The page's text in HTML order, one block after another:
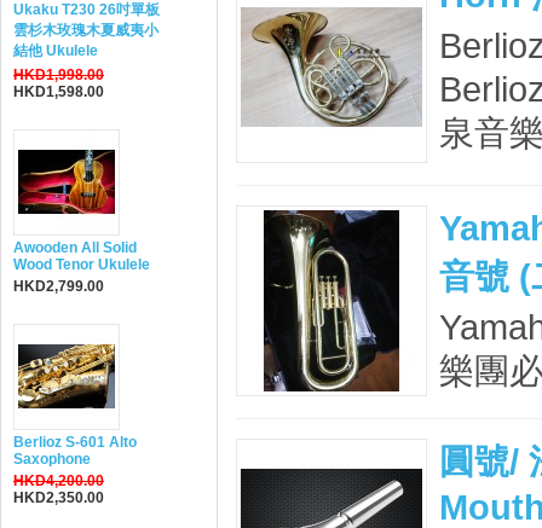
Ukaku T230 26吋單板
雲杉木玫瑰木夏威夷小
結他 Ukulele
HKD1,998.00
HKD1,598.00
Awooden All Solid
Wood Tenor Ukulele
HKD2,799.00
Berlioz S-601 Alto
Saxophone
HKD4,200.00
HKD2,350.00
泉音
音號 (
樂團
圓號/